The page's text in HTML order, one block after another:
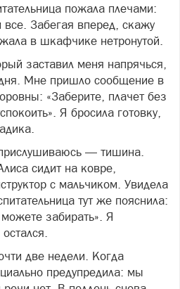
пожала плечами:
все. Забегая вперед, скажу
в шкафчике нетронутой.
заставил меня напрячься,
Мне пришло сообщение в
«Заберите, плачет без
Я бросила готовку,
— тишина.
сидит на ковре,
с мальчиком. Увидела
тут же пояснила:
забирать». Я
две недели. Когда
предупредила: мы